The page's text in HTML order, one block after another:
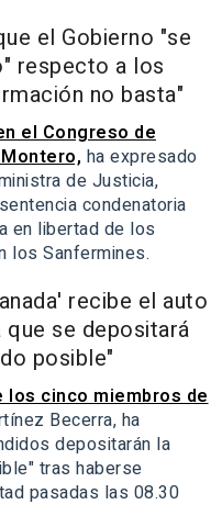
el Gobierno "se
respecto a los
no basta"
el Congreso de
ha expresado
de Justicia,
condenatoria
en libertad de los
los Sanfermines.
recibe el auto
se depositará
posible"
los cinco miembros de
Becerra, ha
depositarán la
tras haberse
pasadas las 08.30